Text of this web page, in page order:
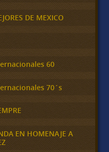
DE MEXICO
60
70´s
EN HOMENAJE A